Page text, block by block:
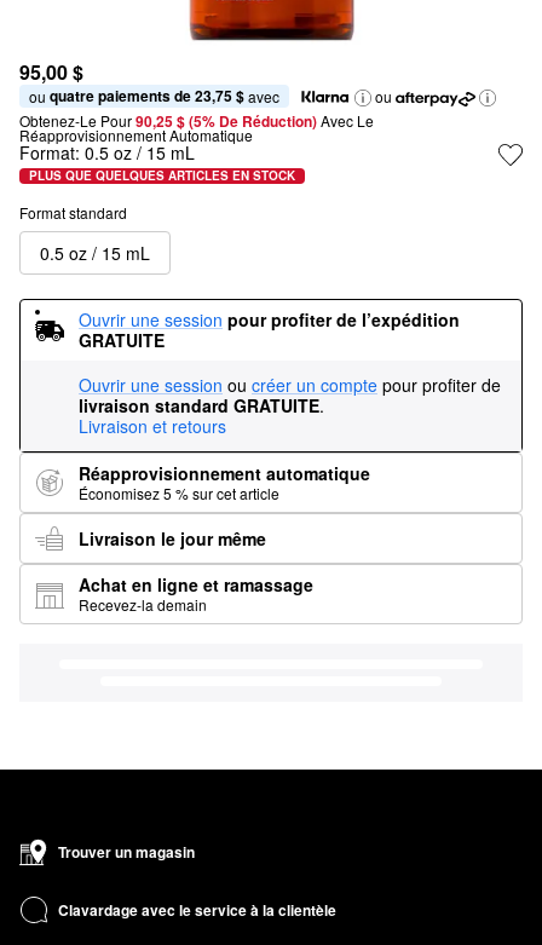
95,00 $
ou quatre paiements de 23,75 $ avec
ou
Obtenez-Le Pour90,25 $ (5% De Réduction) Avec Le
Réapprovisionnement Automatique
Format: 0.5 oz / 15 mL
PLUS QUE QUELQUES ARTICLES EN STOCK
Format standard
0.5 oz / 15 mL
Ouvrir une session pour profiter de l’expédition
GRATUITE
Ouvrir une session ou créer un compte pour profiter de
livraison standard GRATUITE.
Livraison et retours
Réapprovisionnement automatique
Économisez 5 % sur cet article
Livraison le jour même
Achat en ligne et ramassage
Recevez-la demain
Trouver un magasin
Clavardage avec le service à la clientèle